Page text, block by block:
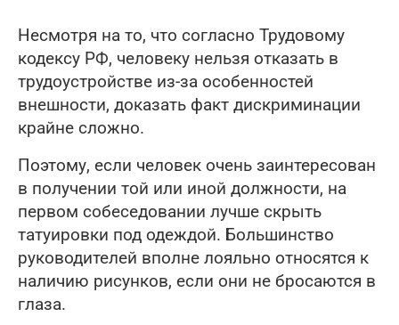
Несмотря на то, что согласно Трудовому
кодексу РФ, человеку нельзя отказать в
трудоустройстве из-за особенностей
внешности, доказать факт дискриминации
крайне сложно.
Поэтому, если человек очень заинтересован
в получении той или иной должности, на
первом собеседовании лучше скрыть
татуировки под одеждой. Большинство
руководителей вполне лояльно относятся к
наличию рисунков, если они не бросаются в
глаза.